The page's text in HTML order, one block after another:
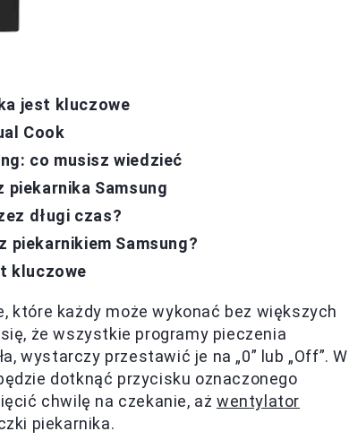
jest kluczowe
Cook
co musisz wiedzieć
Samsung
długi czas?
piekarnikiem Samsung?
kluczowe
które każdy może wykonać bez większych
że wszystkie programy pieczenia
wystarczy przestawić je na „0” lub „Off”. W
dotknąć przycisku oznaczonego
chwilę na czekanie, aż wentylator
piekarnika.